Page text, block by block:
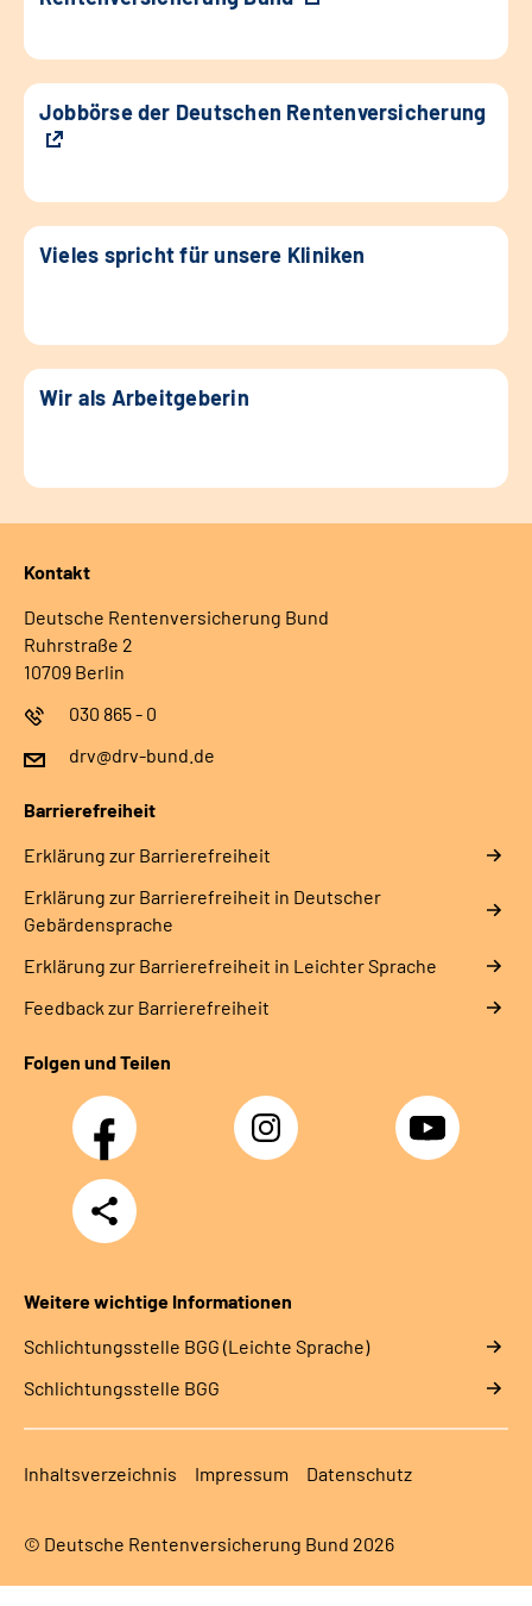
Jobbörse der Deutschen Rentenversicherung
Vieles spricht für unsere Kliniken
Wir als Arbeitgeberin
Kontakt
Deutsche Rentenversicherung Bund
Ruhrstraße 2
10709 Berlin
030 865 - 0
drv@drv-bund.de
Barrierefreiheit
Erklärung zur Barrierefreiheit
Erklärung zur Barrierefreiheit in Deutscher
Gebärdensprache
Erklärung zur Barrierefreiheit in Leichter Sprache
Feedback zur Barrierefreiheit
Folgen und Teilen
Facebook Instagram YouTube
Teilen
Weitere wichtige Informationen
Schlich­tungs­stel­le BGG (Leichte Sprache)
Schlich­tungs­stel­le BGG
Inhaltsverzeichnis Impressum Datenschutz
© Deutsche Rentenversicherung Bund 2026